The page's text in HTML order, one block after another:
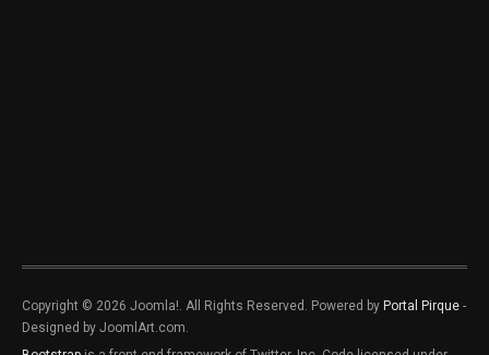
Copyright © 2026 Joomla!. All Rights Reserved. Powered by Portal Pirque -
Designed by JoomlArt.com.